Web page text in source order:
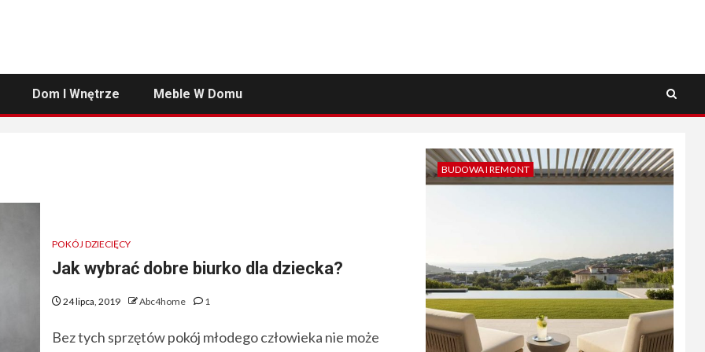
Dom I Wnętrze Meble W Domu
POKÓJ DZIECIĘCY
Jak wybrać dobre biurko dla dziecka?
24 lipca, 2019 Abc4home 1
Bez tych sprzętów pokój młodego człowieka nie może
BUDOWA I REMONT